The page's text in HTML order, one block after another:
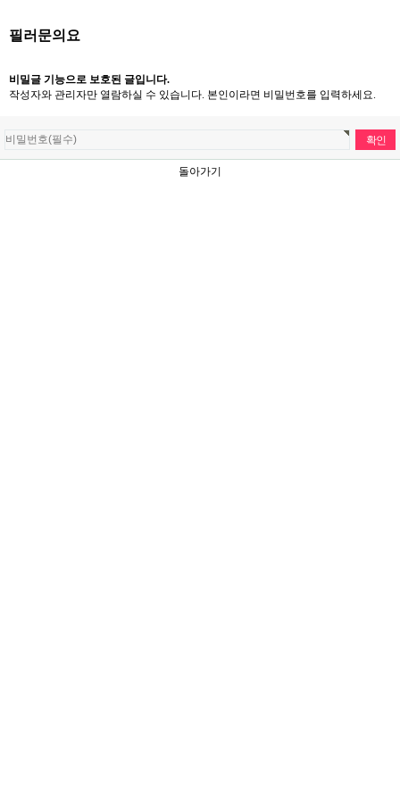
필러문의요
비밀글 기능으로 보호된 글입니다.
작성자와 관리자만 열람하실 수 있습니다. 본인이라면 비밀번호를 입력하세요.
돌아가기